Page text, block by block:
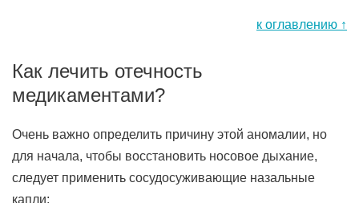
к оглавлению ↑
Как лечить отечность
медикаментами?
Очень важно определить причину этой аномалии, но
для начала, чтобы восстановить носовое дыхание,
следует применить сосудосуживающие назальные
капли: